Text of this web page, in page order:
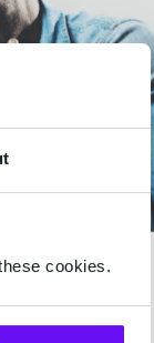
cookies.